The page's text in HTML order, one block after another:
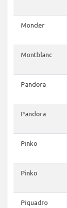
Moncler
Montblanc
Pandora
Pandora
Pinko
Pinko
Piquadro